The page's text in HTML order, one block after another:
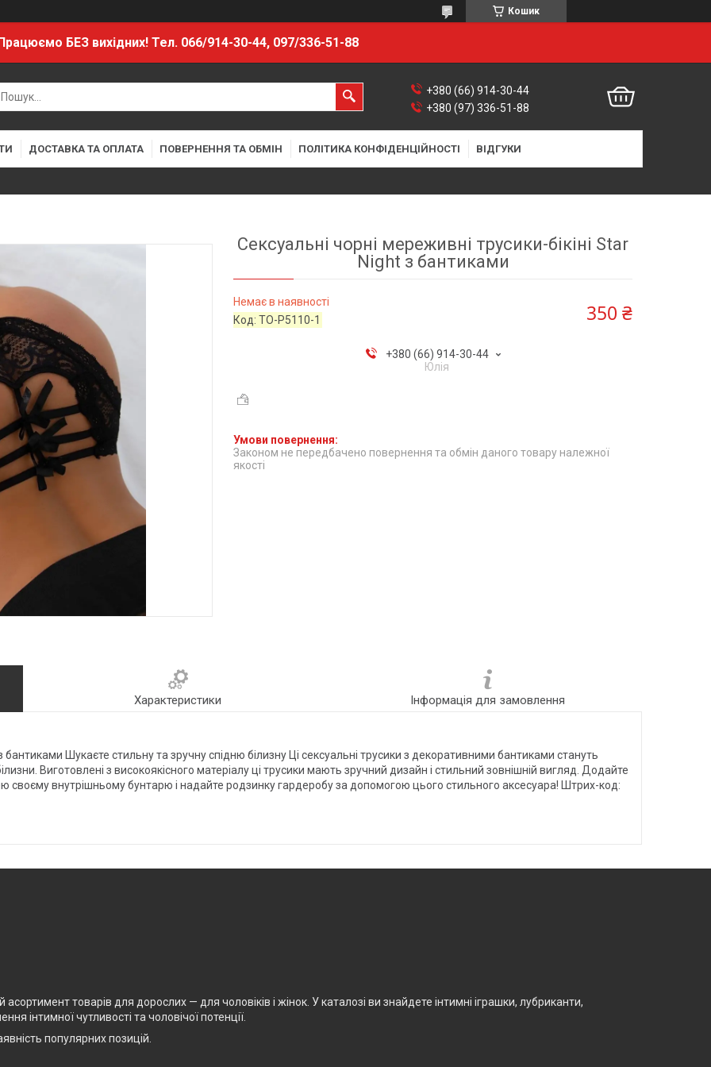
Кошик
БЕЗ вихідних! Тел. 066/914-30-44, 097/336-51-88
+380 (66) 914-30-44
+380 (97) 336-51-88
ДОСТАВКА ТА ОПЛАТА ПОВЕРНЕННЯ ТА ОБМІН ПОЛІТИКА КОНФІДЕНЦІЙНОСТІ ВІДГУКИ
Сексуальні чорні мереживні трусики-бікіні Star
Night з бантиками
Немає в наявності
Код:TO-P5110-1 350 ₴
+380 (66) 914-30-44
Юлія
Законом не передбачено повернення та обмін даного товару належної
якості
Характеристики Інформація для замовлення
бантиками Шукаєте стильну та зручну спідню білизну Ці сексуальні трусики з декоративними бантиками стануть
Виготовлені з високоякісного матеріалу ці трусики мають зручний дизайн і стильний зовнішній вигляд. Додайте
своєму внутрішньому бунтарю і надайте родзинку гардеробу за допомогою цього стильного аксесуара! Штрих-код:
товарів для дорослих — для чоловіків і жінок. У каталозі ви знайдете інтимні іграшки, лубриканти,
інтимної чутливості та чоловічої потенції.
популярних позицій.